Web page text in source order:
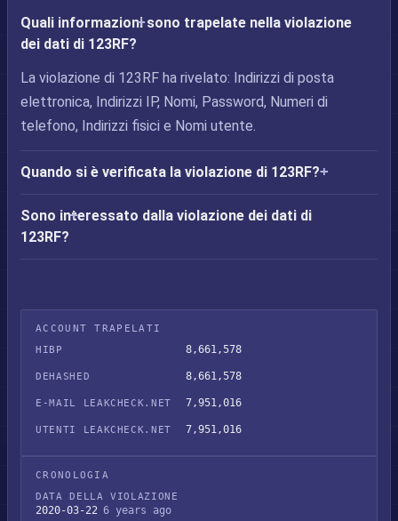
Quali informazioni sono trapelate nella violazione
dei dati di 123RF?
La violazione di 123RF ha rivelato: Indirizzi di posta
elettronica, Indirizzi IP, Nomi, Password, Numeri di
telefono, Indirizzi fisici e Nomi utente.
Quando si è verificata la violazione di 123RF?
Sono interessato dalla violazione dei dati di
123RF?
ACCOUNT TRAPELATI
HIBP
8,661,578
DEHASHED 8,661,578
E-MAIL LEAKCHECK.NET 7,951,016
UTENTI LEAKCHECK.NET 7,951,016
CRONOLOGIA
DATA DELLA VIOLAZIONE
2020-03-22 6 years ago